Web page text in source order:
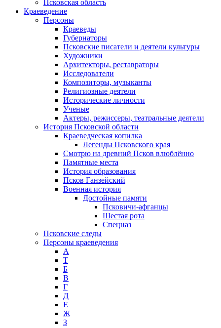
Псковская область
Краеведение
Персоны
Краеведы
Губернаторы
Псковские писатели и деятели культуры
Художники
Архитекторы, реставраторы
Исследователи
Композиторы, музыканты
Религиозные деятели
Исторические личности
Ученые
Актеры, режиссеры, театральные деятели
История Псковской области
Краеведческая копилка
Легенды Псковского края
Смотрю на древний Псков влюблённо
Памятные места
История образования
Псков Ганзейский
Военная история
Достойные памяти
Псковичи-афганцы
Шестая рота
Спецназ
Псковские следы
Персоны краеведения
А
T
Б
В
Г
Д
Е
Ж
З